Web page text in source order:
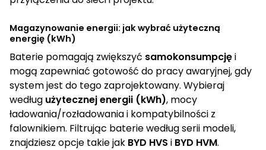
Magazynowanie energii: jak wybrać użyteczną
energię (kWh)
Baterie pomagają zwiększyć samokonsumpcjęi
mogą zapewniać gotowość do pracy awaryjnej, gdy
system jest do tego zaprojektowany. Wybieraj
według użytecznej energii (kWh), mocy
ładowania/rozładowania i kompatybilności z
falownikiem. Filtrując baterie według serii modeli,
znajdziesz opcje takie jak BYD HVS i BYD HVM.